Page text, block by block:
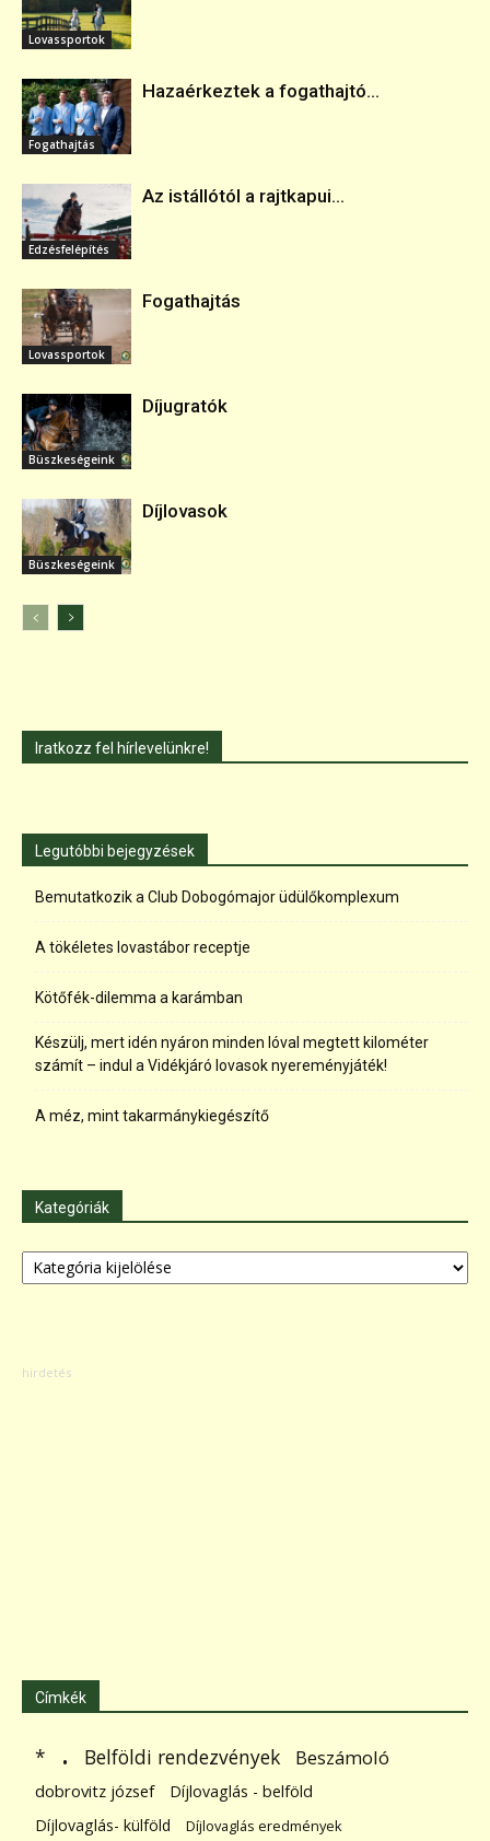
Lovassportok
Fogathajtás
Hazaérkeztek a fogathajtó...
Edzésfelépítés
Az istállótól a rajtkapui...
Lovassportok
Fogathajtás
Büszkeségeink
Díjugratók
Büszkeségeink
Díjlovasok
Iratkozz fel hírlevelünkre!
Legutóbbi bejegyzések
Bemutatkozik a Club Dobogómajor üdülőkomplexum
A tökéletes lovastábor receptje
Kötőfék-dilemma a karámban
Készülj, mert idén nyáron minden lóval megtett kilométer
számít – indul a Vidékjáró lovasok nyereményjáték!
A méz, mint takarmánykiegészítő
Kategóriák
Kategóriák
Címkék
* . Belföldi rendezvények Beszámoló
dobrovitz józsef
Díjlovaglás - belföld
Díjlovaglás- külföld
Díjlovaglás eredmények